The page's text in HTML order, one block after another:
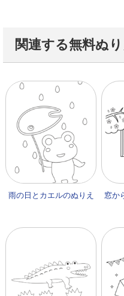
関連する無料ぬり
雨の日とカエルのぬりえ
窓か